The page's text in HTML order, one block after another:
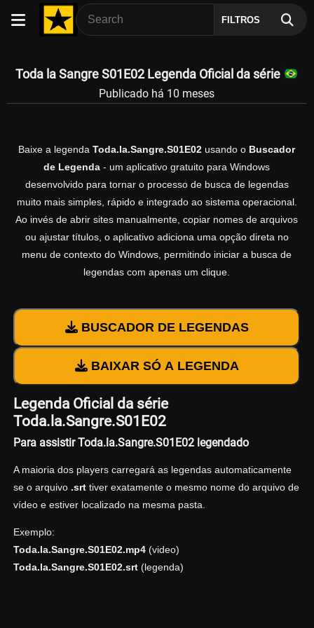
FILTROS
Toda la Sangre S01E02 Legenda Oficial da série
Publicado há 10 meses
Baixe a legenda Toda.la.Sangre.S01E02 usando o Buscador
de Legenda - um aplicativo gratuito para Windows
desenvolvido para tornar o processo de busca de legendas
muito mais simples, rápido e integrado ao sistema operacional.
Ao invés de abrir sites manualmente, copiar nomes de arquivos
ou ajustar títulos, o aplicativo adiciona uma opção direta no
menu de contexto do Windows, permitindo iniciar a busca de
legendas com apenas um clique.
BUSCADOR DE LEGENDAS
BAIXAR SÓ A LEGENDA
Legenda Oficial da série
Toda.la.Sangre.S01E02
Para assistir Toda.la.Sangre.S01E02 legendado
A maioria dos players carregará as legendas automaticamente
se o arquivo .srttiver exatamente o mesmo nome do arquivo de
vídeo e estiver localizado na mesma pasta.
Exemplo:
Toda.la.Sangre.S01E02.mp4(video)
Toda.la.Sangre.S01E02.srt(legenda)